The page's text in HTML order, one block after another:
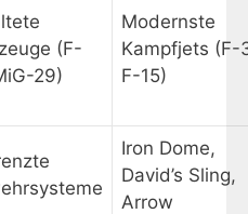
(F-
29)
Modernste
Kampfjets (F-
F-15)
Iron Dome,
David’s Sling,
Arrow